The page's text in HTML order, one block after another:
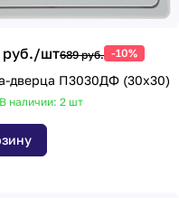
руб./шт689 руб. -10%
дверца П3030ДФ (30х30)
В наличии: 2 шт